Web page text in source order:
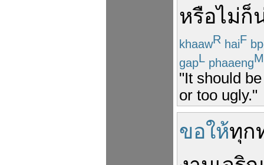
หรือไม่ก็
khaawR haiF
gapL phaaengM
"It should
or too ugly."
ขอให้ทุก